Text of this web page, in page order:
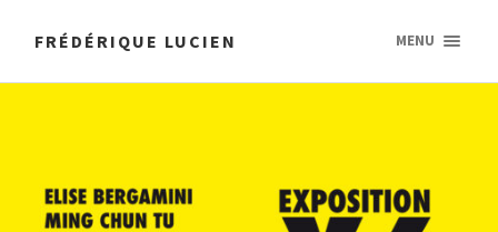
FRÉDÉRIQUE LUCIEN MENU